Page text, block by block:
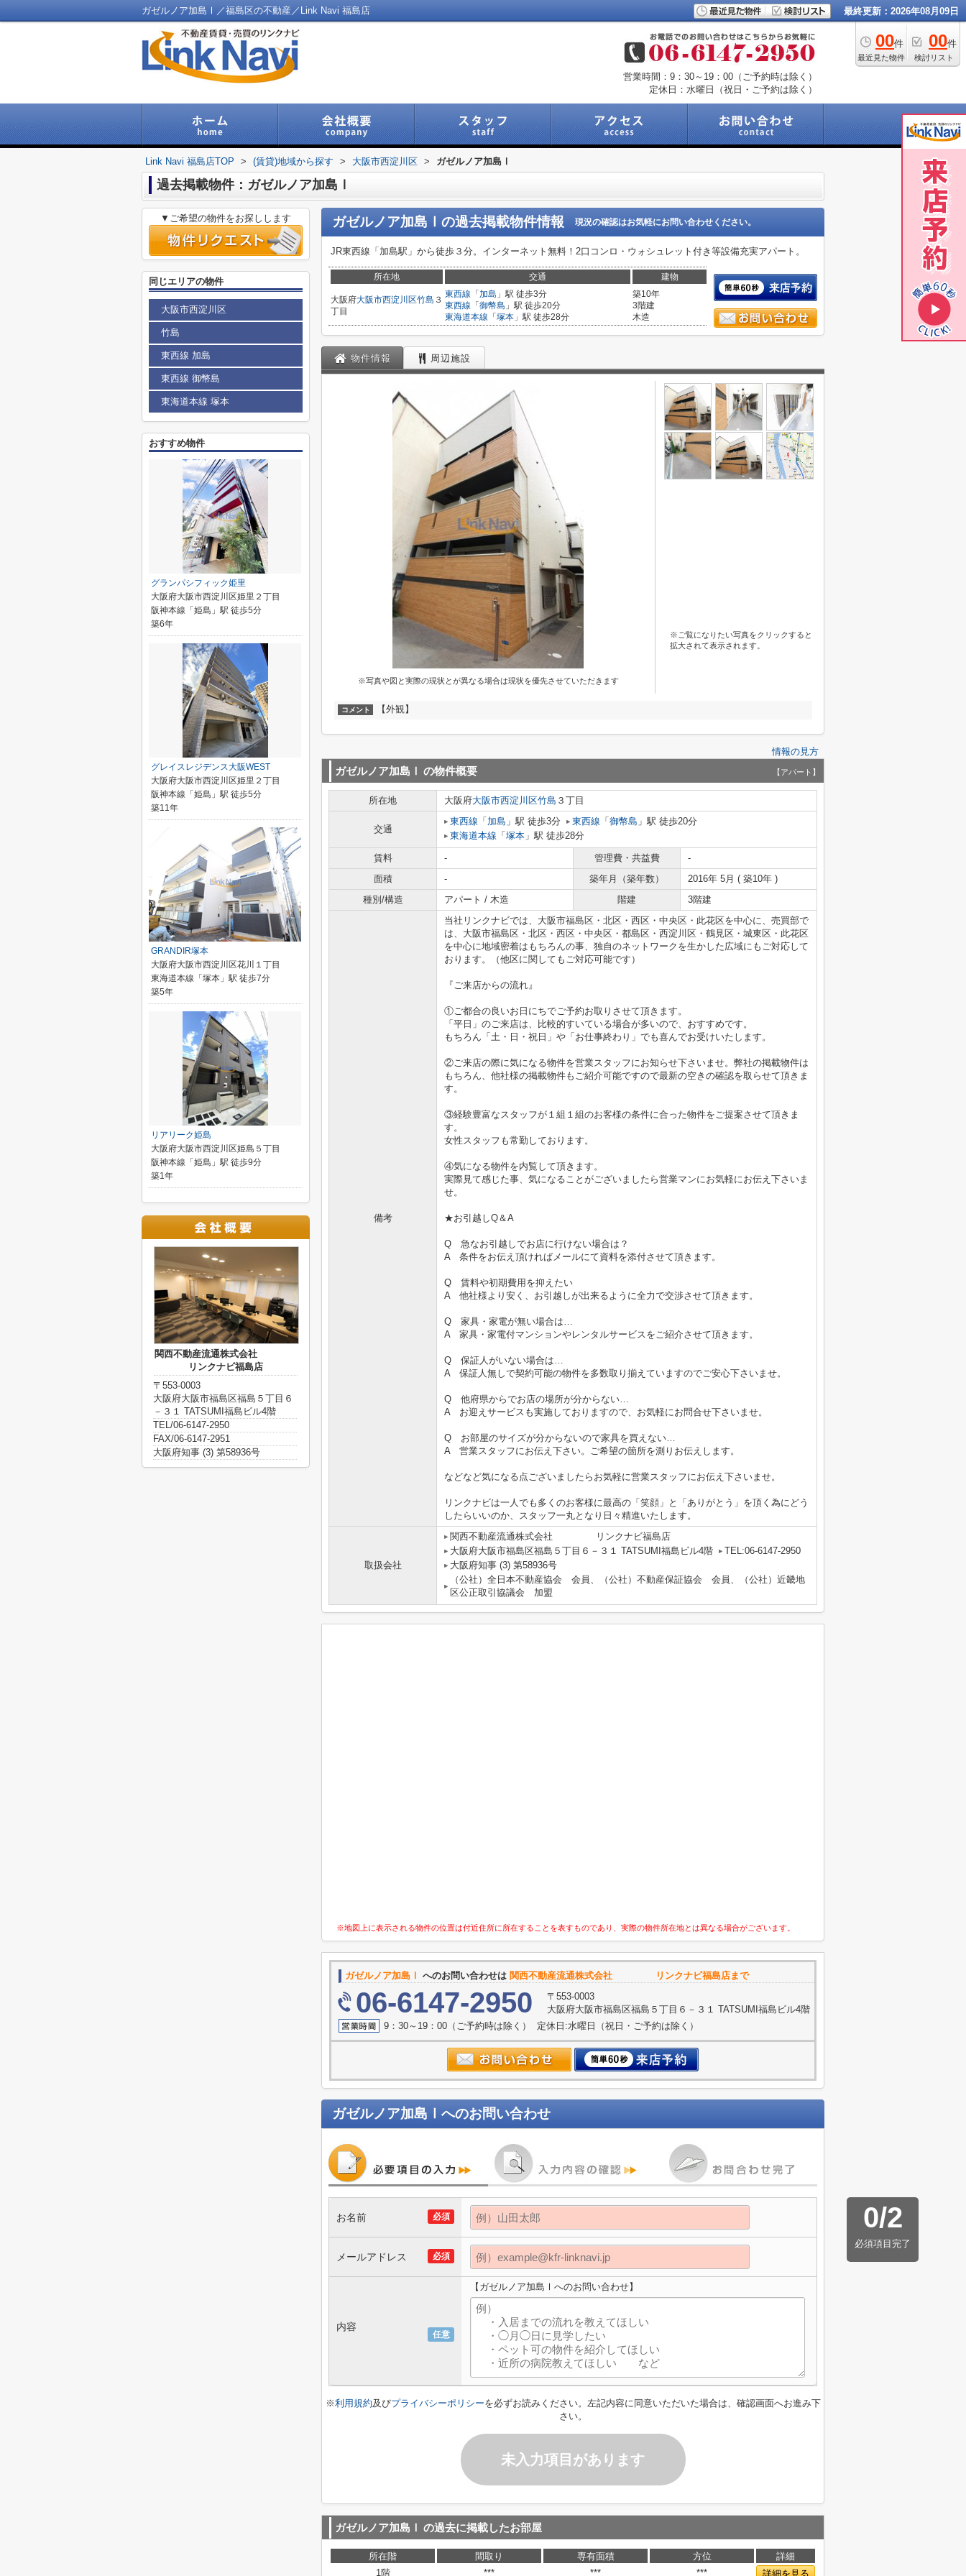
ガゼルノア加島Ⅰ／福島区の不動産／Link Navi 福島店 最終更新：2026年08月09日
00件
最近見た物件
00件
検討リスト
営業時間：9：30～19：00（ご予約時は除く）
定休日：水曜日（祝日・ご予約は除く）
Link Navi 福島店TOP > (賃貸)地域から探す > 大阪市西淀川区 > ガゼルノア加島Ⅰ
過去掲載物件：ガゼルノア加島Ⅰ
ガゼルノア加島Ⅰ の過去掲載物件情報 現況の確認はお気軽にお問い合わせください。
JR東西線「加島駅」から徒歩３分。インターネット無料！2口コンロ・ウォシュレット付き等設備充実アパート。
所在地 交通 建物
大阪府大阪市西淀川区竹島 ３
丁目
東西線 「 加島 」駅 徒歩3分
東西線 「 御幣島 」駅 徒歩20分
東海道本線 「 塚本 」駅 徒歩28分
築10年
3階建
木造
物件情報 周辺施設
※写真や図と実際の現状とが異なる場合は現状を優先させていただきます
※ご覧になりたい写真をクリックすると
拡大されて表示されます。
コメント 【外観】
情報の見方
ガゼルノア加島Ⅰ の物件概要 【アパート】
所在地 大阪府大阪市西淀川区竹島 ３丁目
交通
東西線 「 加島 」駅 徒歩3分 東西線 「 御幣島 」駅 徒歩20分
東海道本線 「 塚本 」駅 徒歩28分
賃料 - 管理費・共益費
-
面積
- 築年月（築年数）
2016年 5月 ( 築10年 )
種別/構造
アパート / 木造 階建 3階建
備考
当社リンクナビでは、大阪市福島区・北区・西区・中央区・此花区を中心に、売買部で
は、大阪市福島区・北区・西区・中央区・都島区・西淀川区・鶴見区・城東区・此花区
を中心に地域密着はもちろんの事、独自のネットワークを生かした広域にもご対応して
おります。（他区に関してもご対応可能です）
『ご来店からの流れ』
①ご都合の良いお日にちでご予約お取りさせて頂きます。
「平日」のご来店は、比較的すいている場合が多いので、おすすめです。
もちろん「土・日・祝日」や「お仕事終わり」でも喜んでお受けいたします。
②ご来店の際に気になる物件を営業スタッフにお知らせ下さいませ。弊社の掲載物件は
もちろん、他社様の掲載物件もご紹介可能ですので最新の空きの確認を取らせて頂きま
す。
③経験豊富なスタッフが１組１組のお客様の条件に合った物件をご提案させて頂きま
す。
女性スタッフも常勤しております。
④気になる物件を内覧して頂きます。
実際見て感じた事、気になることがございましたら営業マンにお気軽にお伝え下さいま
せ。
★お引越しQ＆A
Q 急なお引越しでお店に行けない場合は？
A 条件をお伝え頂ければメールにて資料を添付させて頂きます。
Q 賃料や初期費用を抑えたい
A 他社様より安く、お引越しが出来るように全力で交渉させて頂きます。
Q 家具・家電が無い場合は…
A 家具・家電付マンションやレンタルサービスをご紹介させて頂きます。
Q 保証人がいない場合は…
A 保証人無しで契約可能の物件を多数取り揃えていますのでご安心下さいませ。
Q 他府県からでお店の場所が分からない…
A お迎えサービスも実施しておりますので、お気軽にお問合せ下さいませ。
Q お部屋のサイズが分からないので家具を買えない…
A 営業スタッフにお伝え下さい。ご希望の箇所を測りお伝えします。
などなど気になる点ございましたらお気軽に営業スタッフにお伝え下さいませ。
リンクナビは一人でも多くのお客様に最高の「笑顔」と「ありがとう」を頂く為にどう
したらいいのか、スタッフ一丸となり日々精進いたします。
取扱会社
関西不動産流通株式会社 リンクナビ福島店
大阪府大阪市福島区福島５丁目６－３１ TATSUMI福島ビル4階
TEL:06-6147-2950
大阪府知事 (3) 第58936号
（公社）全日本不動産協会 会員、（公社）不動産保証協会 会員、（公社）近畿地
区公正取引協議会 加盟
※地図上に表示される物件の位置は付近住所に所在することを表すものであり、実際の物件所在地とは異なる場合がございます。
ガゼルノア加島Ⅰ へのお問い合わせは 関西不動産流通株式会社 リンクナビ福島店まで
06-6147-2950
〒553-0003
大阪府大阪市福島区福島５丁目６－３１ TATSUMI福島ビル4階
9：30～19：00（ご予約時は除く） 定休日:水曜日（祝日・ご予約は除く）
ガゼルノア加島Ⅰ へのお問い合わせ
0/2
必須項目完了
必須
お名前
必須
メールアドレス
任意
内容
【ガゼルノア加島Ⅰへのお問い合わせ】
※利用規約及びプライバシーポリシーを必ずお読みください。左記内容に同意いただいた場合は、確認画面へお進み下
さい。
未入力項目があります
ガゼルノア加島Ⅰ の過去に掲載したお部屋
所在階 間取り 専有面積 方位
詳細
1階
*** *** *** 詳細を見る
▼ご希望の物件をお探しします
同じエリアの物件
大阪市西淀川区
竹島
東西線 加島
東西線 御幣島
東海道本線 塚本
おすすめ物件
グランパシフィック姫里
大阪府大阪市西淀川区姫里２丁目
阪神本線「姫島」駅 徒歩5分
築6年
グレイスレジデンス大阪WEST
大阪府大阪市西淀川区姫里２丁目
阪神本線「姫島」駅 徒歩5分
築11年
GRANDIR塚本
大阪府大阪市西淀川区花川１丁目
東海道本線「塚本」駅 徒歩7分
築5年
リアリーク姫島
大阪府大阪市西淀川区姫島５丁目
阪神本線「姫島」駅 徒歩9分
築1年
関西不動産流通株式会社
リンクナビ福島店
〒553-0003
大阪府大阪市福島区福島５丁目６
－３１ TATSUMI福島ビル4階
TEL/06-6147-2950
FAX/06-6147-2951
大阪府知事 (3) 第58936号